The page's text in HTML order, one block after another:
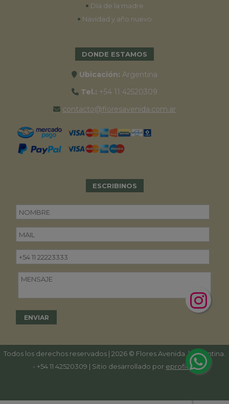
• Día de la madre
• Navidad y año nuevo
DONDE ESTAMOS
Ubicación: Argentina
Tel.: +54 11 42520309
contacto@floresavenida.com.ar
ESCRIBINOS
Todos los derechos reservados | 2026 © Flores Avenida. | Argentina.
- +54 11 42520309 | Sitio desarrollado por eproficio